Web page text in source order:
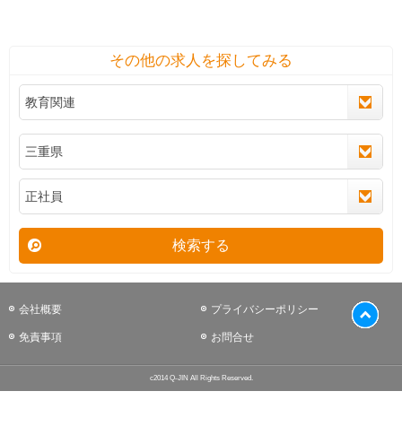
その他の求人を探してみる
検索する
会社概要 プライバシーポリシー
免責事項 お問合せ
c2014 Q-JIN All Rights Reserved.